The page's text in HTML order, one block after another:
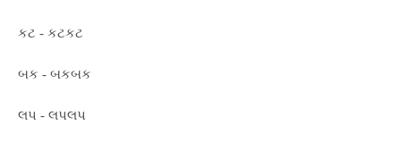
કટ - કટકટ
બક - બકબક
લપ - લપલપ